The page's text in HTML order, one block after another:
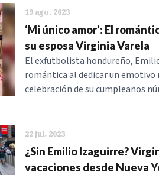
19 ago. 2023
‘Mi único amor’: El
su esposa Virginia Varela
El exfutbolista hondureño,
romántica al dedicar un emotivo
celebración de su cumpleaños
22 jul. 2023
¿Sin Emilio Izaguirre?
vacaciones desde Nueva